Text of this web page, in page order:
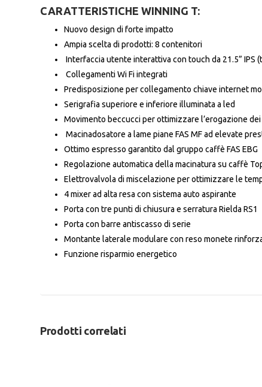
CARATTERISTICHE WINNING T:
Nuovo design di forte impatto
Ampia scelta di prodotti: 8 contenitori
Interfaccia utente interattiva con touch da 21.5” IPS
Collegamenti Wi Fi integrati
Predisposizione per collegamento chiave internet
Serigrafia superiore e inferiore illuminata a led
Movimento beccucci per ottimizzare l’erogazione
Macinadosatore a lame piane FAS MF ad elevate
Ottimo espresso garantito dal gruppo caffè FAS EBG
Regolazione automatica della macinatura su caffè
Elettrovalvola di miscelazione per ottimizzare le
4 mixer ad alta resa con sistema auto aspirante
Porta con tre punti di chiusura e serratura Rielda RS1
Porta con barre antiscasso di serie
Montante laterale modulare con reso monete
Funzione risparmio energetico
Prodotti correlati